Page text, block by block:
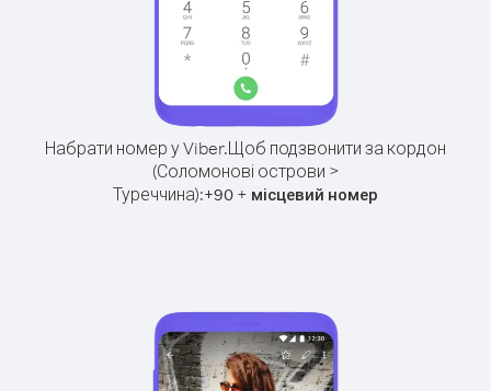
Набрати номер у Viber.Щоб подзвонити за кордон
(Соломонові острови >
Туреччина):+90 + місцевий номер